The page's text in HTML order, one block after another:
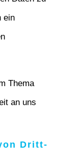
ein
Thema
an uns
Dritt­